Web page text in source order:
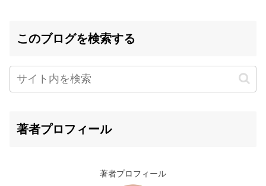
このブログを検索する
著者プロフィール
著者プロフィール